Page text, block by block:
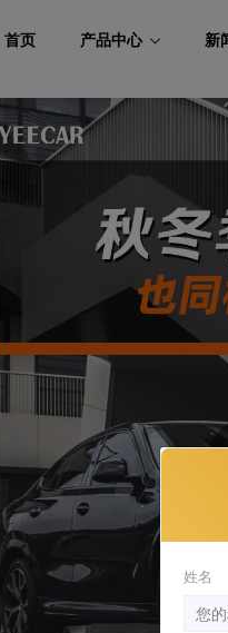
首页 产品中心 新
姓名